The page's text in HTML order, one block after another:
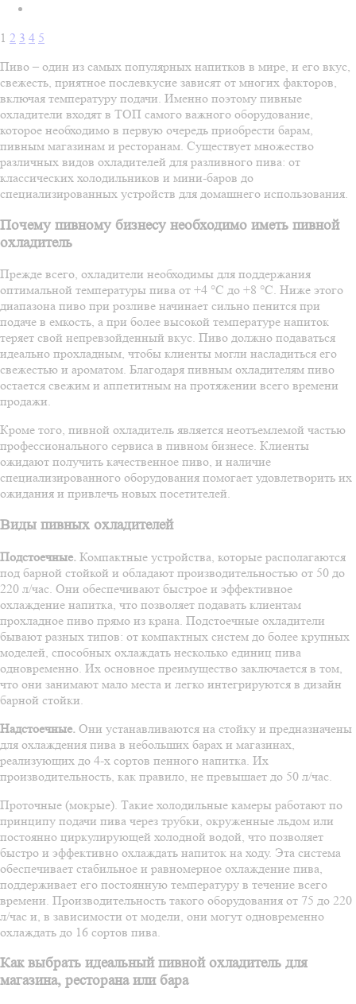
1 2 3 4 5
Пиво – один из самых популярных напитков в мире, и его вкус,
свежесть, приятное послевкусие зависят от многих факторов,
включая температуру подачи. Именно поэтому пивные
охладители входят в ТОП самого важного оборудование,
которое необходимо в первую очередь приобрести барам,
пивным магазинам и ресторанам. Существует множество
различных видов охладителей для разливного пива: от
классических холодильников и мини-баров до
специализированных устройств для домашнего использования.
Почему пивному бизнесу необходимо иметь пивной
охладитель
Прежде всего, охладители необходимы для поддержания
оптимальной температуры пива от +4 °С до +8 °С. Ниже этого
диапазона пиво при розливе начинает сильно пенится при
подаче в емкость, а при более высокой температуре напиток
теряет свой непревзойденный вкус. Пиво должно подаваться
идеально прохладным, чтобы клиенты могли насладиться его
свежестью и ароматом. Благодаря пивным охладителям пиво
остается свежим и аппетитным на протяжении всего времени
продажи.
Кроме того, пивной охладитель является неотъемлемой частью
профессионального сервиса в пивном бизнесе. Клиенты
ожидают получить качественное пиво, и наличие
специализированного оборудования помогает удовлетворить их
ожидания и привлечь новых посетителей.
Виды пивных охладителей
Подстоечные. Компактные устройства, которые располагаются
под барной стойкой и обладают производительностью от 50 до
220 л/час. Они обеспечивают быстрое и эффективное
охлаждение напитка, что позволяет подавать клиентам
прохладное пиво прямо из крана. Подстоечные охладители
бывают разных типов: от компактных систем до более крупных
моделей, способных охлаждать несколько единиц пива
одновременно. Их основное преимущество заключается в том,
что они занимают мало места и легко интегрируются в дизайн
барной стойки.
Надстоечные. Они устанавливаются на стойку и предназначены
для охлаждения пива в небольших барах и магазинах,
реализующих до 4-х сортов пенного напитка. Их
производительность, как правило, не превышает до 50 л/час.
Проточные (мокрые). Такие холодильные камеры работают по
принципу подачи пива через трубки, окруженные льдом или
постоянно циркулирующей холодной водой, что позволяет
быстро и эффективно охлаждать напиток на ходу. Эта система
обеспечивает стабильное и равномерное охлаждение пива,
поддерживает его постоянную температуру в течение всего
времени. Производительность такого оборудования от 75 до 220
л/час и, в зависимости от модели, они могут одновременно
охлаждать до 16 сортов пива.
Как выбрать идеальный пивной охладитель для
магазина, ресторана или бара